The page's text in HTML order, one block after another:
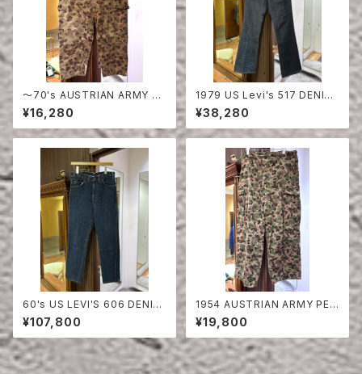
〜70's AUSTRIAN ARMY PE
A DOT CAMO FIERD PANT
S
¥16,280
1979 US Levi's 517 DENIM
PANTS DEAD STOCK
¥38,280
60's US LEVI'S 606 DENIM
PANTS
¥107,800
1954 AUSTRIAN ARMY PEA
DOT CAMO FIERD PANTS
¥19,800